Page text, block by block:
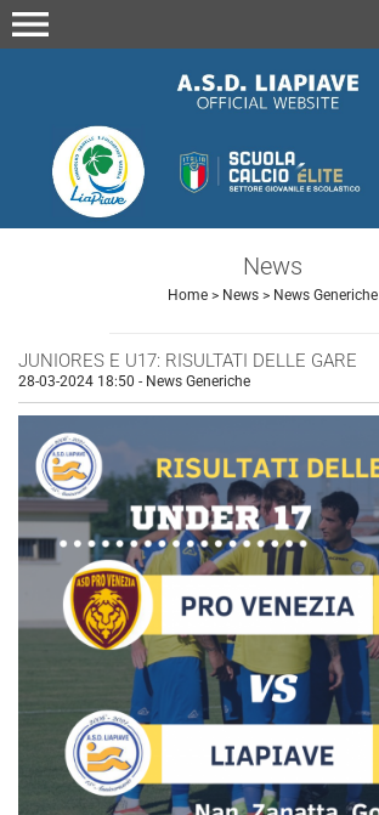
menu
News
Home> News> News Generiche
JUNIORES E U17: RISULTATI DELLE GARE
28-03-2024 18:50 - News Generiche